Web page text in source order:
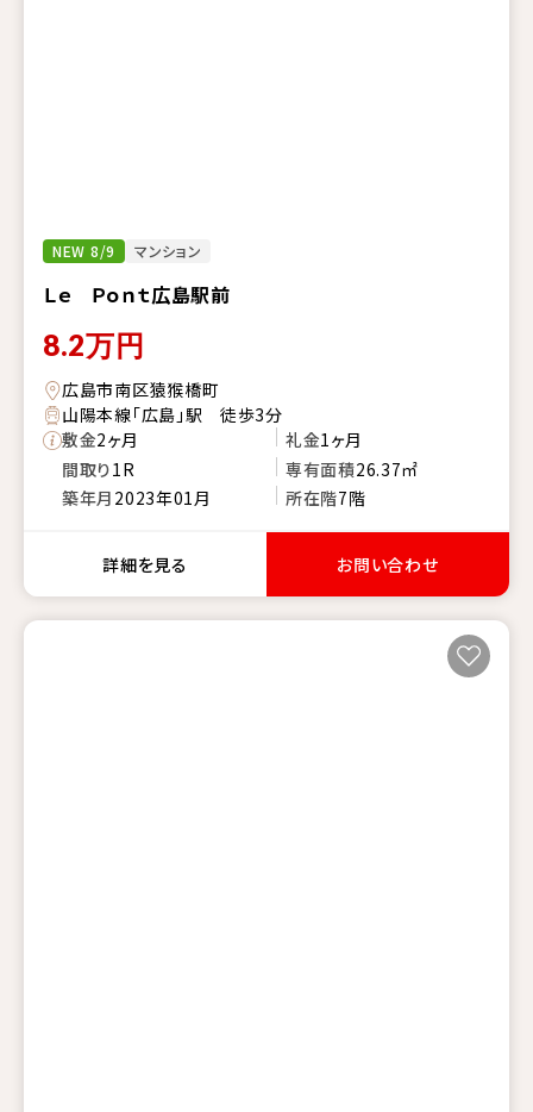
NEW 8/9 マンション
Ｌｅ Ｐｏｎｔ広島駅前
8.2万円
広島市南区猿猴橋町
山陽本線「広島」駅 徒歩3分
敷金2ヶ月 礼金1ヶ月
間取り1R 専有面積26.37㎡
築年月 2023年01月 所在階7階
詳細を見る お問い合わせ